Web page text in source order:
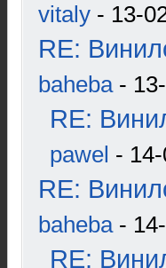
vitaly - 13-
RE:
baheba-
RE:
pawel -
RE:
baheba-
RE: